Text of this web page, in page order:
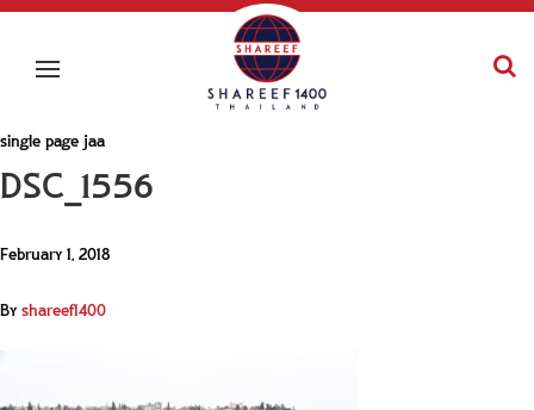
single page jaa
DSC_1556
February 1, 2018
Byshareef1400